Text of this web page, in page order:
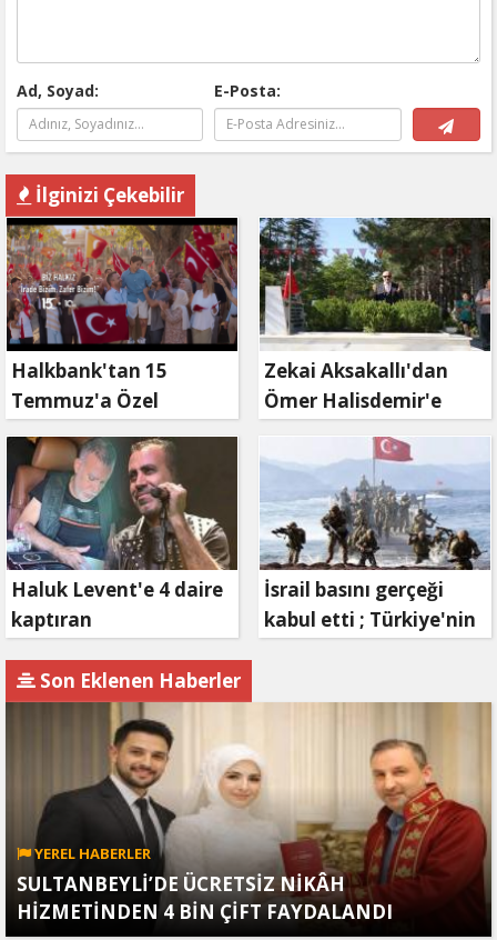
Ad, Soyad: E-Posta:
İlginizi Çekebilir
Halkbank'tan 15
Temmuz'a Özel
Reklam Filmi: "İrade
Bizim, Zafer Bizim"
Zekai Aksakallı'dan
Ömer Halisdemir'e
'vefa' ziyareti!
Haluk Levent'e 4 daire
kaptıran
savcılıkta aldı
İsrail basını gerçeği
kabul etti ; Türkiye'nin
Son Eklenen Haberler
YEREL HABERLER
SULTANBEYLİ’DE ÜCRETSİZ NİKÂH
HİZMETİNDEN 4 BİN ÇİFT FAYDALANDI